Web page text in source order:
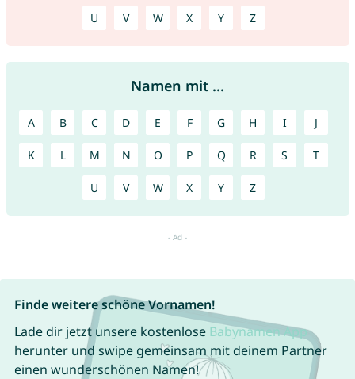
U V W X Y Z
Namen mit ...
A B C D E F G H I J
K L M N O P Q R S T
U V W X Y Z
Finde weitere schöne Vornamen!
Lade dir jetzt unsere kostenlose Babynamen App
herunter und swipe gemeinsam mit deinem Partner
einen wunderschönen Namen!